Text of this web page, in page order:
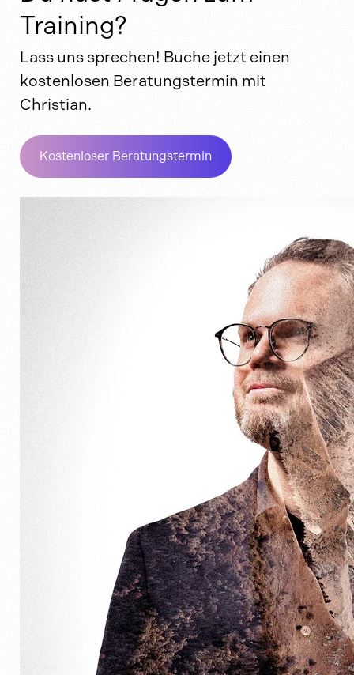
Training?
Lass uns sprechen! Buche jetzt einen
kostenlosen Beratungstermin mit
Christian.
Kostenloser Beratungstermin